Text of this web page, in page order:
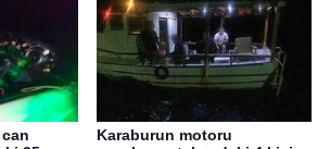
can
Karaburun motoru